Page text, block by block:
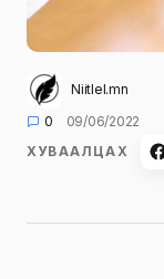
Niitlel.mn
0
09/06/2022
ХУВААЛЦАХ